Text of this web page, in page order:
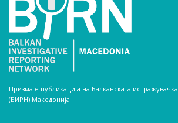
Призма е публикација на Балканската
(БИРН) Македонија